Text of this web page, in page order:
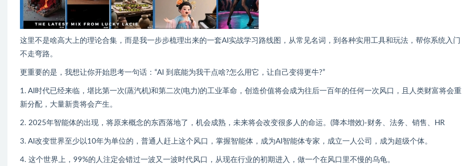
这里不是啥高大上的理论合集，而是我一步步梳理出来的一套AI实战学习路线图，从常见名词，到各种实用工具和玩法，帮你系统入门
不走弯路。
更重要的是，我想让你开始思考一句话：“AI 到底能为我干点啥?怎么用它，让自己变得更牛?”
1. AI时代已经来临，堪比第一次(蒸汽机)和第二次(电力)的工业革命，创造价值将会成为往后一百年的任何一次风口，且人类财富将会重
新分配，大量新贵将会产生。
2. 2025年智能体的出现，将原来概念的东西落地了，机会成熟，未来将会改变很多人的命运。(降本增效)-财务、法务、销售、HR
3. AI改变世界至少以10年为单位的，普通人赶上这个风口，掌握智能体，成为AI智能体专家，成立一人公司，成为超级个体。
4. 这个世界上，99%的人注定会错过一波又一波时代风口，从现在行业的初期进入，做一个在风口里不慢的乌龟。